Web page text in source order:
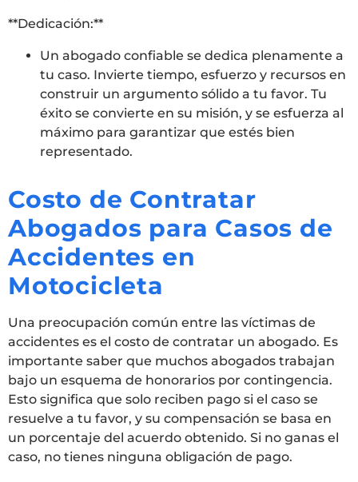
**Dedicación:**
Un abogado confiable se dedica plenamente a
tu caso. Invierte tiempo, esfuerzo y recursos en
construir un argumento sólido a tu favor. Tu
éxito se convierte en su misión, y se esfuerza al
máximo para garantizar que estés bien
representado.
Costo de Contratar
Abogados para Casos de
Accidentes en
Motocicleta
Una preocupación común entre las víctimas de
accidentes es el costo de contratar un abogado. Es
importante saber que muchos abogados trabajan
bajo un esquema de honorarios por contingencia.
Esto significa que solo reciben pago si el caso se
resuelve a tu favor, y su compensación se basa en
un porcentaje del acuerdo obtenido. Si no ganas el
caso, no tienes ninguna obligación de pago.